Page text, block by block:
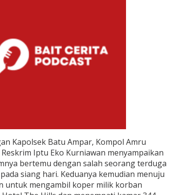
Kapolsek Batu Ampar, Kompol Amru
Iptu Eko Kurniawan menyampaikan
bertemu dengan salah seorang terduga
siang hari. Keduanya kemudian menuju
untuk mengambil koper milik korban